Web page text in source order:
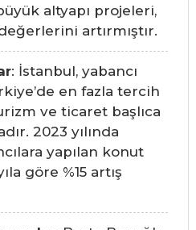
altyapı projeleri,
artırmıştır.
: İstanbul, yabancı
en fazla tercih
ve ticaret başlıca
2023 yılında
yapılan konut
göre %15 artış